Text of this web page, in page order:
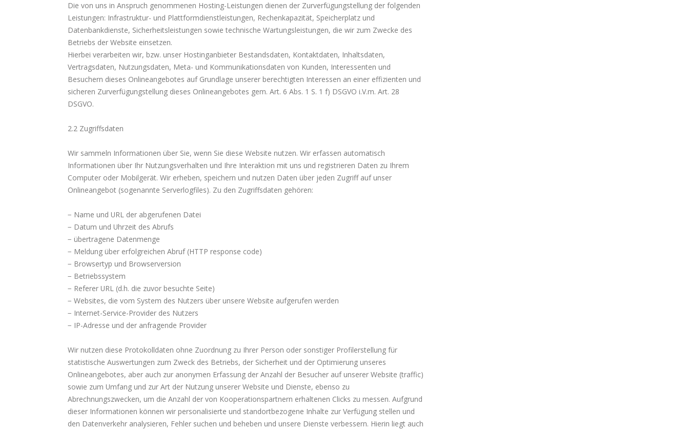
Die von uns in Anspruch genommenen Hosting-Leistungen dienen der Zurverfügungstellung der folgenden
Leistungen: Infrastruktur- und Plattformdienstleistungen, Rechenkapazität, Speicherplatz und
Datenbankdienste, Sicherheitsleistungen sowie technische Wartungsleistungen, die wir zum Zwecke des
Betriebs der Website einsetzen.
Hierbei verarbeiten wir, bzw. unser Hostinganbieter Bestandsdaten, Kontaktdaten, Inhaltsdaten,
Vertragsdaten, Nutzungsdaten, Meta- und Kommunikationsdaten von Kunden, Interessenten und
Besuchern dieses Onlineangebotes auf Grundlage unserer berechtigten Interessen an einer effizienten und
sicheren Zurverfügungstellung dieses Onlineangebotes gem. Art. 6 Abs. 1 S. 1 f) DSGVO i.V.m. Art. 28
DSGVO.
2.2 Zugriffsdaten
Wir sammeln Informationen über Sie, wenn Sie diese Website nutzen. Wir erfassen automatisch
Informationen über Ihr Nutzungsverhalten und Ihre Interaktion mit uns und registrieren Daten zu Ihrem
Computer oder Mobilgerät. Wir erheben, speichern und nutzen Daten über jeden Zugriff auf unser
Onlineangebot (sogenannte Serverlogfiles). Zu den Zugriffsdaten gehören:
− Name und URL der abgerufenen Datei
− Datum und Uhrzeit des Abrufs
− übertragene Datenmenge
− Meldung über erfolgreichen Abruf (HTTP response code)
− Browsertyp und Browserversion
− Betriebssystem
− Referer URL (d.h. die zuvor besuchte Seite)
− Websites, die vom System des Nutzers über unsere Website aufgerufen werden
− Internet-Service-Provider des Nutzers
− IP-Adresse und der anfragende Provider
Wir nutzen diese Protokolldaten ohne Zuordnung zu Ihrer Person oder sonstiger Profilerstellung für
statistische Auswertungen zum Zweck des Betriebs, der Sicherheit und der Optimierung unseres
Onlineangebotes, aber auch zur anonymen Erfassung der Anzahl der Besucher auf unserer Website (traffic)
sowie zum Umfang und zur Art der Nutzung unserer Website und Dienste, ebenso zu
Abrechnungszwecken, um die Anzahl der von Kooperationspartnern erhaltenen Clicks zu messen. Aufgrund
dieser Informationen können wir personalisierte und standortbezogene Inhalte zur Verfügung stellen und
den Datenverkehr analysieren, Fehler suchen und beheben und unsere Dienste verbessern. Hierin liegt auch